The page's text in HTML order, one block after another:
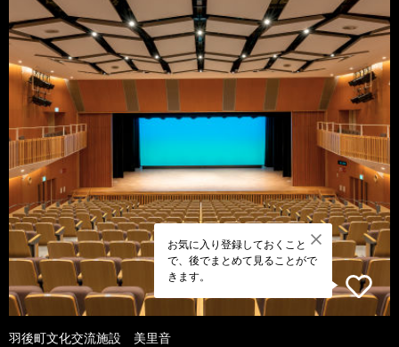
お気に入り登録しておくこと
で、後でまとめて見ることがで
きます。
羽後町文化交流施設 美里音